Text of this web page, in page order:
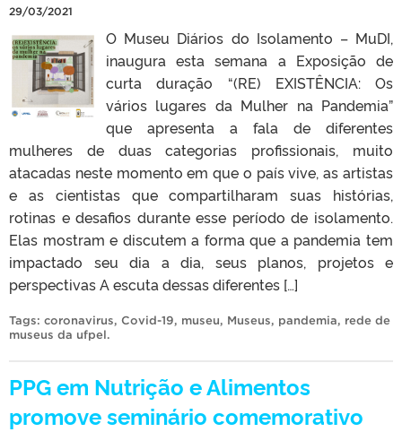
29/03/2021
O Museu Diários do Isolamento – MuDI,
inaugura esta semana a Exposição de
curta duração “(RE) EXISTÊNCIA: Os
vários lugares da Mulher na Pandemia”
que apresenta a fala de diferentes
mulheres de duas categorias profissionais, muito
atacadas neste momento em que o país vive, as artistas
e as cientistas que compartilharam suas histórias,
rotinas e desafios durante esse período de isolamento.
Elas mostram e discutem a forma que a pandemia tem
impactado seu dia a dia, seus planos, projetos e
perspectivas A escuta dessas diferentes […]
Tags: coronavirus, Covid-19, museu, Museus, pandemia, rede de
museus da ufpel.
PPG em Nutrição e Alimentos
promove seminário comemorativo